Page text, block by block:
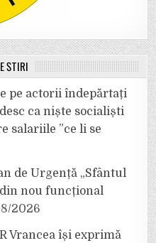
ȘTIRI
pe actorii îndepărtați
ca niște socialiști
salariile ”ce li se
de Urgență „Sfântul
nou funcțional
2026
Vrancea își exprimă